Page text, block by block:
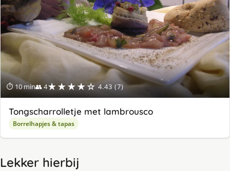
⏱ 10 min👥 4★★★★☆ 4.43 (7)
Tongscharrolletje met lambrousco
Borrelhapjes & tapas
Lekker hierbij